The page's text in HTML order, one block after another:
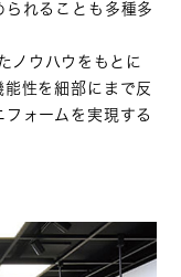
れることも多種多
ノウハウをもとに
性を細部にまで反
ォームを実現する